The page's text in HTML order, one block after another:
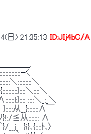
日) 21:35:13 ID:JIj4bC/A
＿,
ｰく
＼
＼::::＼
＼_:_＼
　　　　　　　　
从::::::: ∧
､〉　　　　　　　　